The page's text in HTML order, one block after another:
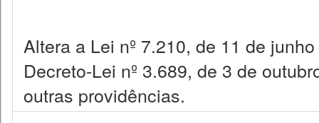
Altera a Lei nº 7.210, de 11 de
Decreto-Lei nº 3.689, de 3 de
outras providências.